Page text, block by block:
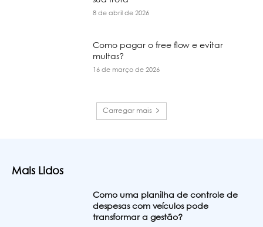
8 de abril de 2026
Como pagar o free flow e evitar
multas?
16 de março de 2026
Carregar mais
Mais Lidos
Como uma planilha de controle de
despesas com veículos pode
transformar a gestão?